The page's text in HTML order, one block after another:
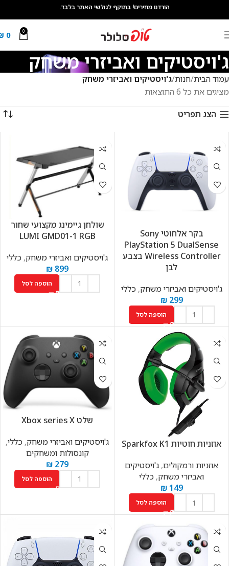
הורדנו מחירים! בתוקף לגולשי האתר בלבד.
0
0
ג'ויסטיקים ואביזרי משחק
עמוד הבית חנות ג'ויסטיקים ואביזרי משחק
מציגים את כל ⁦6⁩ התוצאות
הצג תפריט
בקר אלחוטי Sony
PlayStation 5 DualSense
Wireless Controller בצבע
לבן
ג'ויסטיקים ואביזרי משחק,כללי
₪299
הוספה לסל
שולחן גיימינג מקצועי שחור
LUMI GMD01-1 RGB
ג'ויסטיקים ואביזרי משחק, כללי
₪ 899
הוספה לסל
אוזניות ‏חוטיות Sparkfox K1
אוזניות ורמקולים, ג'ויסטיקים
ואביזרי משחק, כללי
₪149
הוספה לסל
שלט Xbox series X
ג'ויסטיקים ואביזרי משחק, כללי,
קונסולות ומשחקים
₪ 279
הוספה לסל